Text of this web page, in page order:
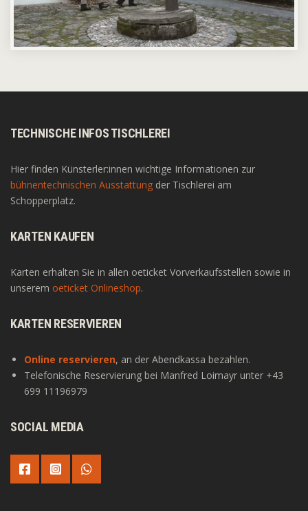
TECHNISCHE INFOS TISCHLEREI
Hier finden Künsterler:innen wichtige Informationen zur
bühnentechnischen Ausstattung der Tischlerei am
Schopperplatz.
KARTEN KAUFEN
Karten erhalten Sie in allen oeticket Vorverkaufsstellen sowie in
unserem oeticket Onlineshop.
KARTEN RESERVIEREN
Online reservieren, an der Abendkassa bezahlen.
Telefonische Reservierung bei Manfred Loimayr unter +43
699 11196979
SOCIAL MEDIA